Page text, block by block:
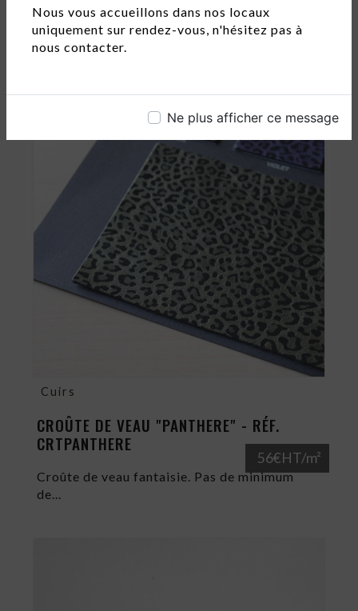
Nous vous accueillons dans nos locaux
uniquement sur rendez-vous, n'hésitez pas à
nous contacter.
Ne plus afficher ce message
35€HT/m²
Agneau nappa réf. Wash. Coloris : Anthracite
Epaisseur...
Cuirs
CROÛTE DE VEAU "PANTHERE" - RÉF.
CRTPANTHERE
56€HT/m²
Croûte de veau fantaisie. Pas de minimum
de...